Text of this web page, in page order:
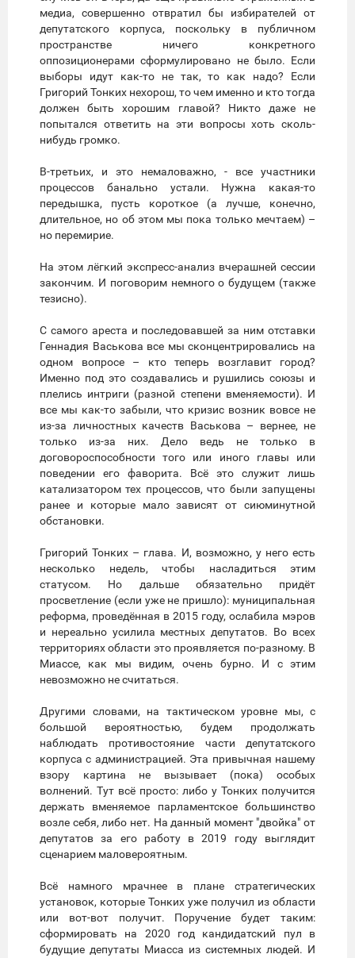
медиа, совершенно отвратил бы избирателей от
депутатского корпуса, поскольку в публичном
пространстве ничего конкретного
оппозиционерами сформулировано не было. Если
выборы идут как-то не так, то как надо? Если
Григорий Тонких нехорош, то чем именно и кто тогда
должен быть хорошим главой? Никто даже не
попытался ответить на эти вопросы хоть сколь-
нибудь громко.
В-третьих, и это немаловажно, - все участники
процессов банально устали. Нужна какая-то
передышка, пусть короткое (а лучше, конечно,
длительное, но об этом мы пока только мечтаем) –
но перемирие.
На этом лёгкий экспресс-анализ вчерашней сессии
закончим. И поговорим немного о будущем (также
тезисно).
С самого ареста и последовавшей за ним отставки
Геннадия Васькова все мы сконцентрировались на
одном вопросе – кто теперь возглавит город?
Именно под это создавались и рушились союзы и
плелись интриги (разной степени вменяемости). И
все мы как-то забыли, что кризис возник вовсе не
из-за личностных качеств Васькова – вернее, не
только из-за них. Дело ведь не только в
договороспособности того или иного главы или
поведении его фаворита. Всё это служит лишь
катализатором тех процессов, что были запущены
ранее и которые мало зависят от сиюминутной
обстановки.
Григорий Тонких – глава. И, возможно, у него есть
несколько недель, чтобы насладиться этим
статусом. Но дальше обязательно придёт
просветление (если уже не пришло): муниципальная
реформа, проведённая в 2015 году, ослабила мэров
и нереально усилила местных депутатов. Во всех
территориях области это проявляется по-разному. В
Миассе, как мы видим, очень бурно. И с этим
невозможно не считаться.
Другими словами, на тактическом уровне мы, с
большой вероятностью, будем продолжать
наблюдать противостояние части депутатского
корпуса с администрацией. Эта привычная нашему
взору картина не вызывает (пока) особых
волнений. Тут всё просто: либо у Тонких получится
держать вменяемое парламентское большинство
возле себя, либо нет. На данный момент "двойка" от
депутатов за его работу в 2019 году выглядит
сценарием маловероятным.
Всё намного мрачнее в плане стратегических
установок, которые Тонких уже получил из области
или вот-вот получит. Поручение будет таким:
сформировать на 2020 год кандидатский пул в
будущие депутаты Миасса из системных людей. И